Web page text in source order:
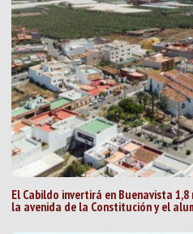
El Cabildo invertirá en Buenavista
la avenida de la Constitución y el